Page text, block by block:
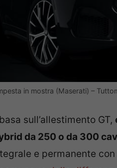
in mostra (Maserati) –
sull’allestimento GT,
da 250 o da 300
e permanente